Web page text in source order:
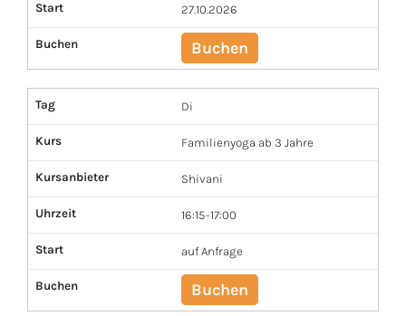
Start 27.10.2026
Buchen Buchen
Tag Di
Kurs Familienyoga ab 3 Jahre
Kursanbieter Shivani
Uhrzeit 16:15-17:00
Start auf Anfrage
Buchen Buchen